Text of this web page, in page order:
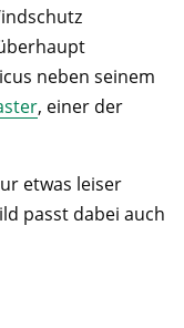
neben seinem
, einer der
etwas leiser
passt dabei auch